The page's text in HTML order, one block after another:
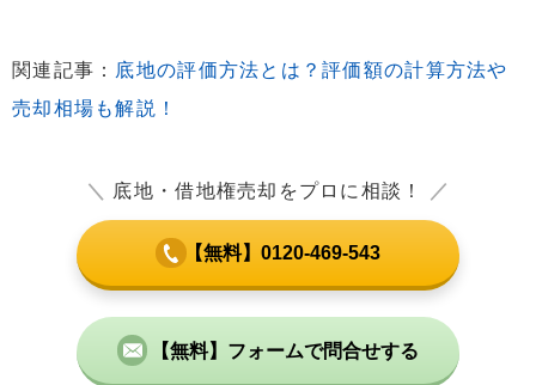
関連記事： 底地の評価方法とは？評価額の計算方法や
売却相場も解説！
＼ 底地・借地権売却をプロに相談！ ／
【無料】0120-469-543
【無料】フォームで問合せする